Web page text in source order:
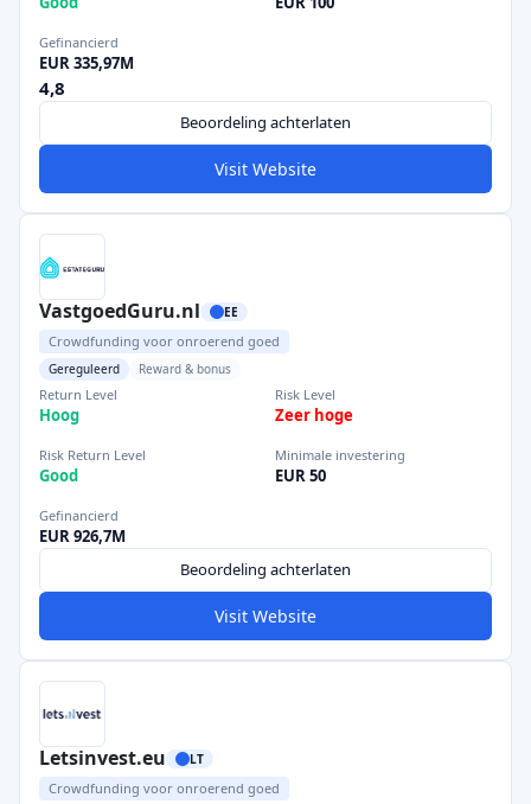
Gefinancierd
EUR 335,97M
4,8
Beoordeling achterlaten
Visit Website
VastgoedGuru.nl EE
Crowdfunding voor onroerend goed
Gereguleerd Reward & bonus
Return Level
Hoog
Risk Level
Zeer hoge
Risk Return Level
Good
Minimale investering
EUR 50
Gefinancierd
EUR 926,7M
Beoordeling achterlaten
Visit Website
Letsinvest.eu LT
Crowdfunding voor onroerend goed